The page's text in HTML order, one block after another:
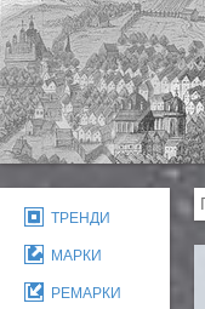
ТРЕНДИ
МАРКИ
РЕМАРКИ